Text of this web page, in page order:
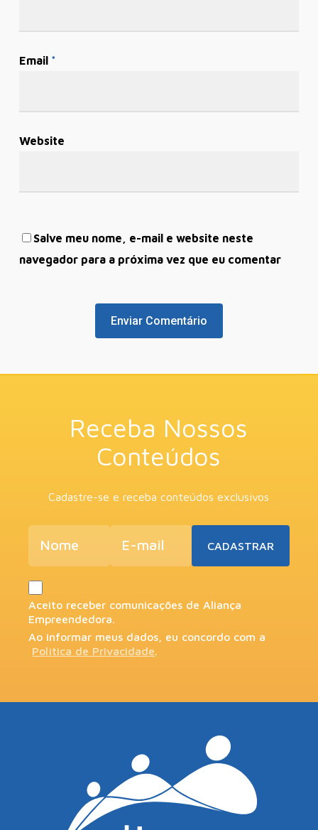
Email *
Website
Salve meu nome, e-mail e website neste
navegador para a próxima vez que eu comentar
Receba Nossos
Conteúdos
Cadastre-se e receba conteúdos exclusivos
Aceito receber comunicações de Aliança
Empreendedora.
Ao informar meus dados, eu concordo com a
Política de Privacidade.